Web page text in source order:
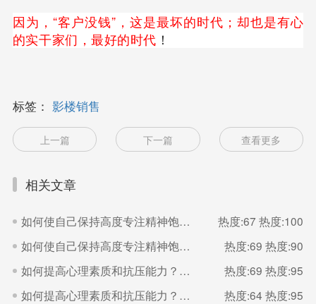
因为，“客户没钱”，这是最坏的时代；却也是有心
的实干家们，最好的时代 ！
标签： 影楼销售
上一篇 下一篇 查看更多
相关文章
如何使自己保持高度专注精神饱满的状态？（二） 热度:67 热度:100
如何使自己保持高度专注精神饱满的状态？（一）
热度:69 热度:90
如何提高心理素质和抗压能力？（二）
热度:69 热度:95
如何提高心理素质和抗压能力？（一）
热度:64 热度:95